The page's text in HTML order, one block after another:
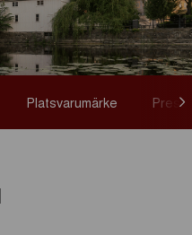
Platsvarumärke Press